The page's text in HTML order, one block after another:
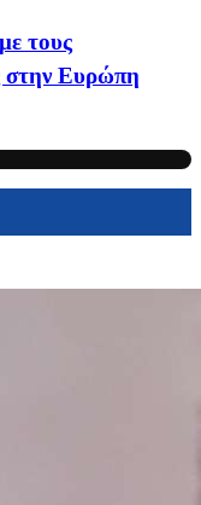
τους
στην Ευρώπη